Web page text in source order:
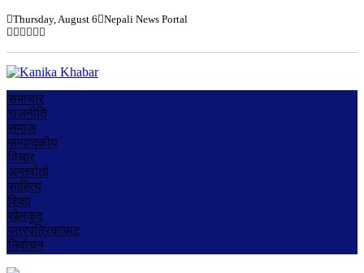
Thursday, August 6 Nepali News Portal
समाचार
राजनीति
समाज
सम्पादकीय
विचार
अन्तर्वार्ता
साहित्य
शिक्षा
खेलकुद
पत्रपत्रिकाबाट
निर्वाचन